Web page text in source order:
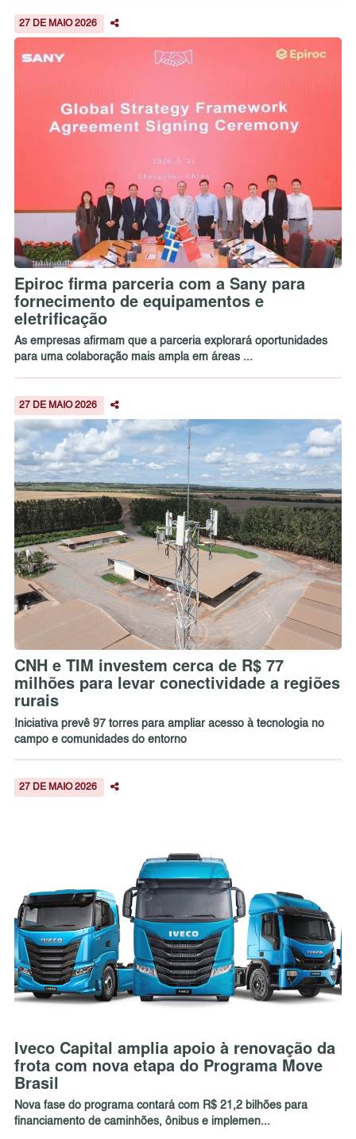
27 DE MAIO 2026
Epiroc firma parceria com a Sany para
fornecimento de equipamentos e
eletrificação
As empresas afirmam que a parceria explorará oportunidades
para uma colaboração mais ampla em áreas ...
27 DE MAIO 2026
CNH e TIM investem cerca de R$ 77
milhões para levar conectividade a regiões
rurais
Iniciativa prevê 97 torres para ampliar acesso à tecnologia no
campo e comunidades do entorno
27 DE MAIO 2026
Iveco Capital amplia apoio à renovação da
frota com nova etapa do Programa Move
Brasil
Nova fase do programa contará com R$ 21,2 bilhões para
financiamento de caminhões, ônibus e implemen...